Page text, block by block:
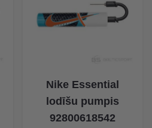
Nike Essential
lodīšu pumpis
92800618542